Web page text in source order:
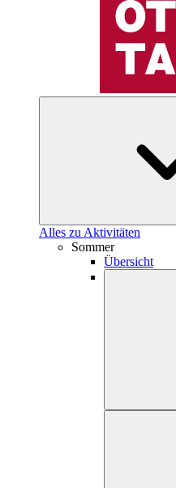
Alles zu Aktivitäten
Sommer
Übersicht